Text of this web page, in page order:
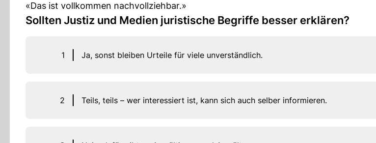
«Das ist vollkommen nachvollziehbar.»
Sollten Justiz und Medien juristische Begriffe besser erklären?
1 Ja, sonst bleiben Urteile für viele unverständlich.
2 Teils, teils – wer interessiert ist, kann sich auch selber informieren.